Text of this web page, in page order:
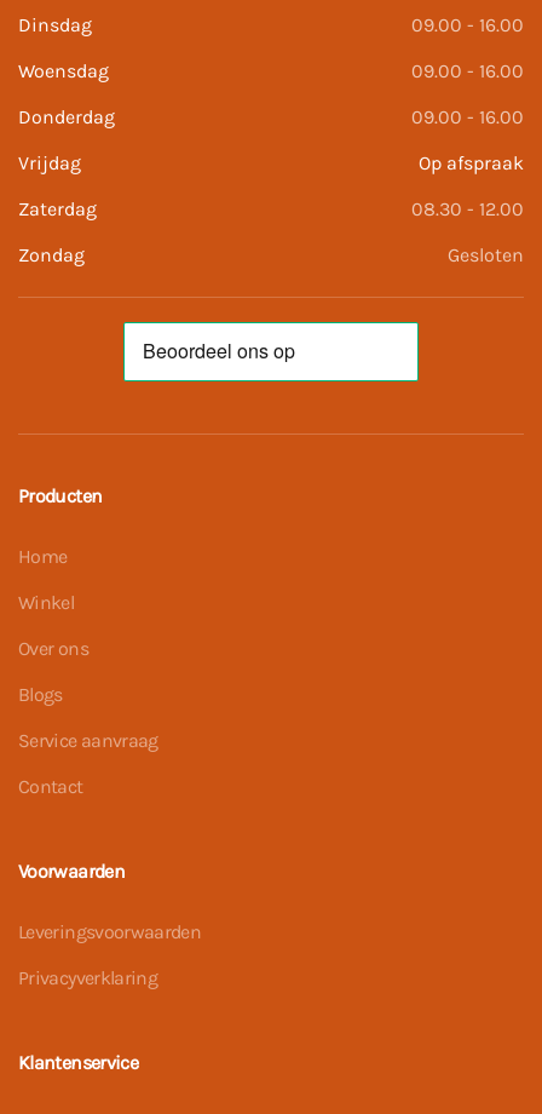
Dinsdag
09.00 - 16.00
Woensdag
09.00 - 16.00
Donderdag
09.00 - 16.00
Vrijdag
Op afspraak
Zaterdag
08.30 - 12.00
Zondag
Gesloten
Producten
Home
Winkel
Over ons
Blogs
Service aanvraag
Contact
Voorwaarden
Leveringsvoorwaarden
Privacyverklaring
Klantenservice